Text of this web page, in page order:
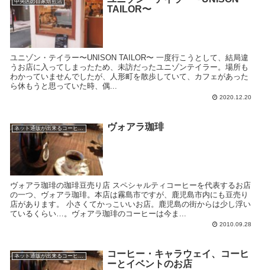
TAILOR〜
ユニゾン・テイラー〜UNISON TAILOR〜 一度行こうとして、結局違
うお店に入ってしまったため、未訪だったユニゾンテイラー。場所も
わかっていませんでしたが、人形町を散歩していて、カフェがあった
ら休もうと思っていた時、偶...
2020.12.20
ネット通販が出来るコーヒー屋 ヴォアラ珈琲
ヴォアラ珈琲の珈琲豆売り店 スペシャルティコーヒーを代表するお店
の一つ、ヴォアラ珈琲。本店は霧島市ですが、鹿児島市内にも豆売り
店があります。 小さくてかっこいいお店。鹿児島の街からは少し浮い
ているくらい…。ヴォアラ珈琲のコーヒーは今ま...
2010.09.28
ネット通販が出来るコーヒー屋
コーヒー・キャラウェイ、コーヒ
ーとイベントのお店